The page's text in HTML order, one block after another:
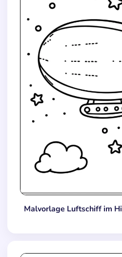
Malvorlage Luftschiff im